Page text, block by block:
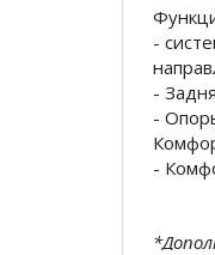
-
-
-
-